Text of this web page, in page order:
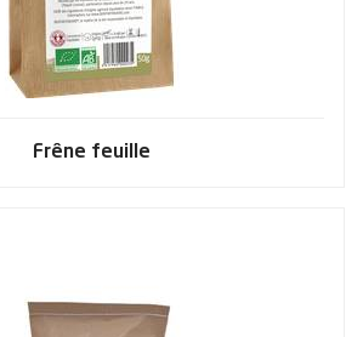
Frêne feuille